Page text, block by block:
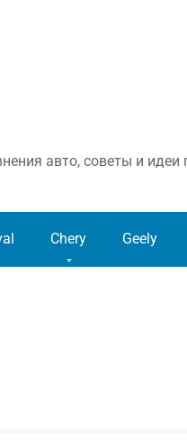
авто, советы и идеи
Chery Geely